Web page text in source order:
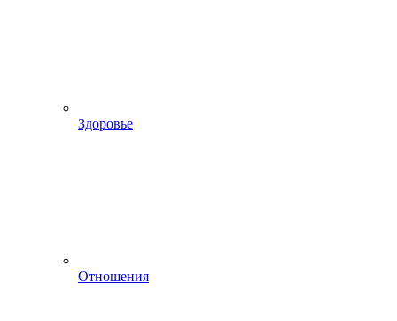
Здоровье
Отношения